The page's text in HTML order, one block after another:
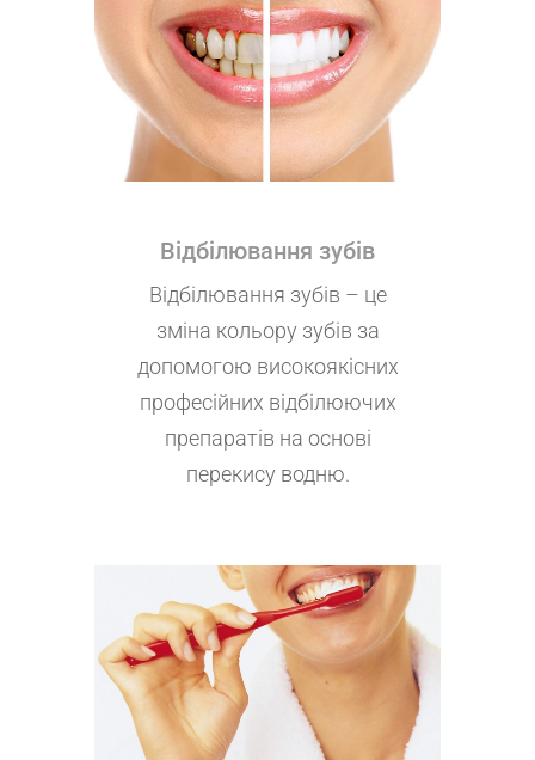
Відбілювання зубів
Відбілювання зубів – це
зміна кольору зубів за
допомогою високоякісних
професійних відбілюючих
препаратів на основі
перекису водню.